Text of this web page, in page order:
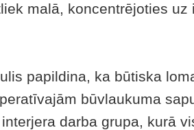
malā, koncentrējoties
papildina, ka būtiska
būvlaukuma
darba grupa, kurā